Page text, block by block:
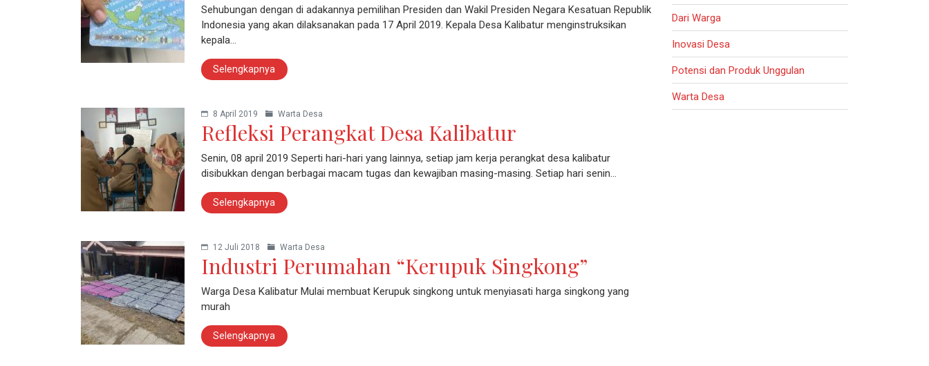
Sehubungan dengan di adakannya pemilihan Presiden dan Wakil Presiden Negara Kesatuan Republik
Indonesia yang akan dilaksanakan pada 17 April 2019. Kepala Desa Kalibatur menginstruksikan
kepala…
Selengkapnya
8 April 2019 Warta Desa
Refleksi Perangkat Desa Kalibatur
Senin, 08 april 2019 Seperti hari-hari yang lainnya, setiap jam kerja perangkat desa kalibatur
disibukkan dengan berbagai macam tugas dan kewajiban masing-masing. Setiap hari senin…
Selengkapnya
12 Juli 2018 Warta Desa
Industri Perumahan “Kerupuk Singkong”
Warga Desa Kalibatur Mulai membuat Kerupuk singkong untuk menyiasati harga singkong yang
murah
Selengkapnya
Dari Warga
Inovasi Desa
Potensi dan Produk Unggulan
Warta Desa